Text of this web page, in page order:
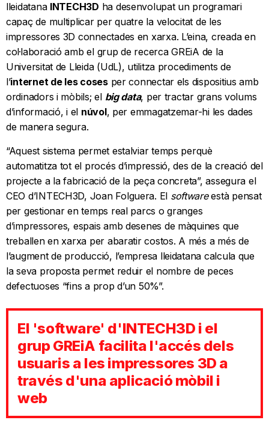
lleidatana INTECH3D ha desenvolupat un programari
capaç de multiplicar per quatre la velocitat de les
impressores 3D connectades en xarxa. L’eina, creada en
col·laboració amb el grup de recerca GREiA de la
Universitat de Lleida (UdL), utilitza procediments de
l’internet de les cosesper connectar els dispositius amb
ordinadors i mòbils; el big data, per tractar grans volums
d’informació, i el núvol, per emmagatzemar-hi les dades
de manera segura.
“Aquest sistema permet estalviar temps perquè
automatitza tot el procés d’impressió, des de la creació del
projecte a la fabricació de la peça concreta”, assegura el
CEO d’INTECH3D, Joan Folguera. El softwareestà pensat
per gestionar en temps real parcs o granges
d’impressores, espais amb desenes de màquines que
treballen en xarxa per abaratir costos. A més a més de
l’augment de producció, l’empresa lleidatana calcula que
la seva proposta permet reduir el nombre de peces
defectuoses “fins a prop d’un 50%”.
El 'software' d'INTECH3D i el
grup GREiA facilita l'accés dels
usuaris a les impressores 3D a
través d'una aplicació mòbil i
web